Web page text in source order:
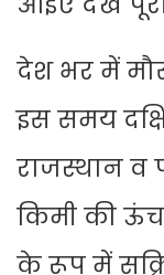
देश भर में
इस समय
राजस्थान व
किमी की
के रूप में